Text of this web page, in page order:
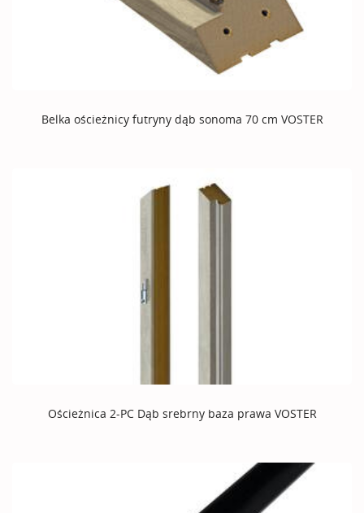
Belka ościeżnicy futryny dąb sonoma 70 cm VOSTER
Ościeżnica 2-PC Dąb srebrny baza prawa VOSTER